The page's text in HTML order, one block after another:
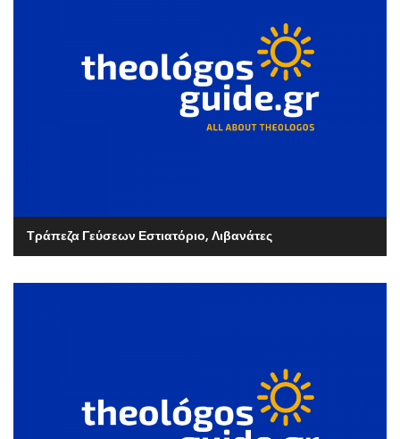
Τράπεζα Γεύσεων Εστιατόριο, Λιβανάτες